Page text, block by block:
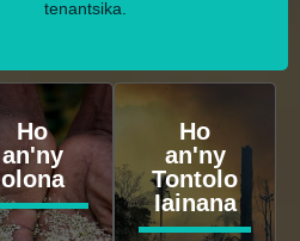
tenantsika.
Ho
an'ny
olona
Ho
an'ny
Tontolo
Iainana